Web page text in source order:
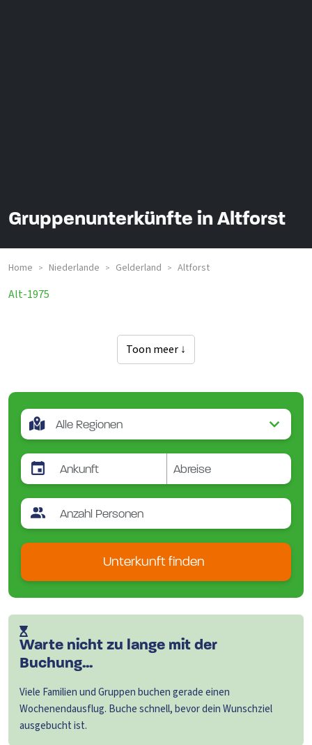
Gruppenunterkünfte in Altforst
Home > Niederlande > Gelderland > Altforst
Alt-1975
Toon meer ↓
Unterkunft finden
Warte nicht zu lange mit der
Buchung...
Viele Familien und Gruppen buchen gerade einen
Wochenendausflug. Buche schnell, bevor dein Wunschziel
ausgebucht ist.